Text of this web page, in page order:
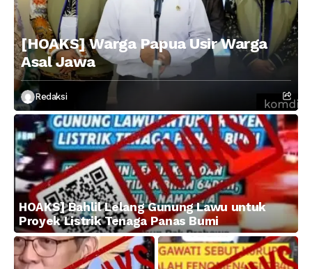
[HOAKS] Warga Papua Usir Warga
Asal Jawa
Redaksi
HOAKS] Bahlil Lelang Gunung Lawu untuk
Proyek Listrik Tenaga Panas Bumi